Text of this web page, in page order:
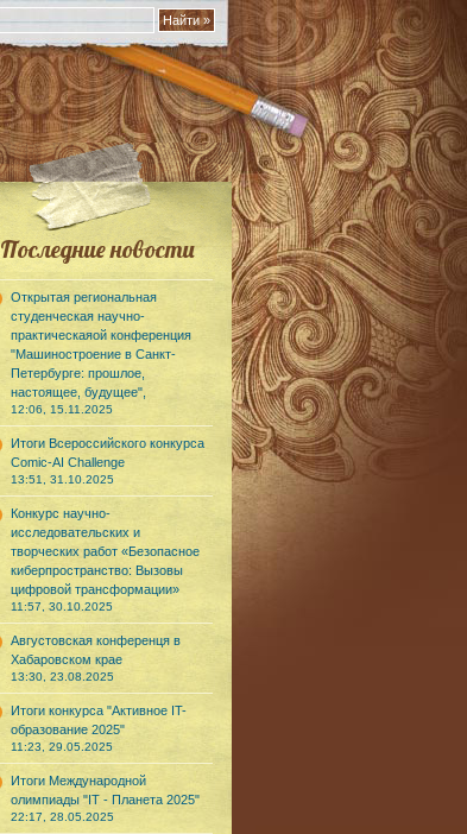
Последние новости
Открытая региональная
студенческая научно-
практическаяой конференция
"Машиностроение в Санкт-
Петербурге: прошлое,
настоящее, будущее",
12:06, 15.11.2025
Итоги Всероссийского конкурса
Comic-AI Challenge
13:51, 31.10.2025
Конкурс научно-
исследовательских и
творческих работ «Безопасное
киберпространство: Вызовы
цифровой трансформации»
11:57, 30.10.2025
Августовская конференця в
Хабаровском крае
13:30, 23.08.2025
Итоги конкурса "Активное IT-
образование 2025"
11:23, 29.05.2025
Итоги Международной
олимпиады "IT - Планета 2025"
22:17, 28.05.2025